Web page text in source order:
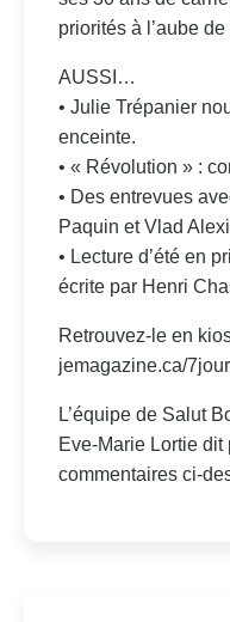
priorités à l’aube
AUSSI…
• Julie Trépanier
enceinte.
• « Révolution » :
• Des entrevues
Paquin et Vlad
• Lecture d’été en
écrite par Henri
Retrouvez-le en
jemagazine.ca/
L’équipe de Salut
Eve-Marie Lortie
commentaires ci-